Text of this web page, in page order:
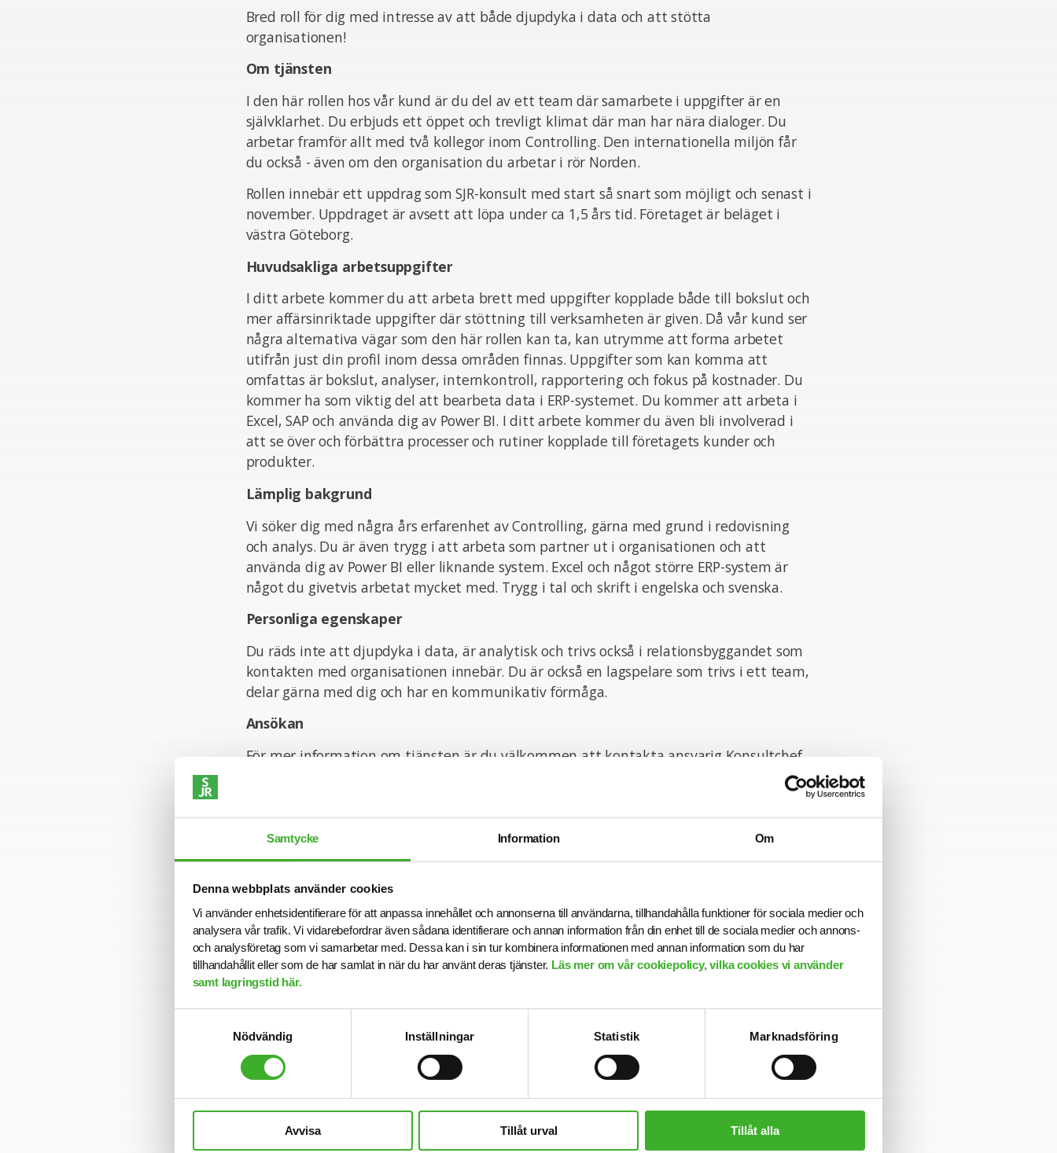
Samtycke Information Om
Denna webbplats använder cookies
Vi använder enhetsidentifierare för att anpassa innehållet och annonserna till användarna, tillhandahålla funktioner för sociala medier och
analysera vår trafik. Vi vidarebefordrar även sådana identifierare och annan information från din enhet till de sociala medier och annons-
och analysföretag som vi samarbetar med. Dessa kan i sin tur kombinera informationen med annan information som du har
tillhandahållit eller som de har samlat in när du har använt deras tjänster. Läs mer om vår cookiepolicy, vilka cookies vi använder
samt lagringstid här.
Nödvändig
Inställningar Statistik Marknadsföring
Avvisa Tillåt urval Tillåt alla
Bred roll för dig med intresse av att både djupdyka i data och att stötta
organisationen!
Om tjänsten
I den här rollen hos vår kund är du del av ett team där samarbete i uppgifter är en
självklarhet. Du erbjuds ett öppet och trevligt klimat där man har nära dialoger. Du
arbetar framför allt med två kollegor inom Controlling. Den internationella miljön får
du också - även om den organisation du arbetar i rör Norden.
Rollen innebär ett uppdrag som SJR-konsult med start så snart som möjligt och senast i
november. Uppdraget är avsett att löpa under ca 1,5 års tid. Företaget är beläget i
västra Göteborg.
Huvudsakliga arbetsuppgifter
I ditt arbete kommer du att arbeta brett med uppgifter kopplade både till bokslut och
mer affärsinriktade uppgifter där stöttning till verksamheten är given. Då vår kund ser
några alternativa vägar som den här rollen kan ta, kan utrymme att forma arbetet
utifrån just din profil inom dessa områden finnas. Uppgifter som kan komma att
omfattas är bokslut, analyser, internkontroll, rapportering och fokus på kostnader. Du
kommer ha som viktig del att bearbeta data i ERP-systemet. Du kommer att arbeta i
Excel, SAP och använda dig av Power BI. I ditt arbete kommer du även bli involverad i
att se över och förbättra processer och rutiner kopplade till företagets kunder och
produkter.
Lämplig bakgrund
Vi söker dig med några års erfarenhet av Controlling, gärna med grund i redovisning
och analys. Du är även trygg i att arbeta som partner ut i organisationen och att
använda dig av Power BI eller liknande system. Excel och något större ERP-system är
något du givetvis arbetat mycket med. Trygg i tal och skrift i engelska och svenska.
Personliga egenskaper
Du räds inte att djupdyka i data, är analytisk och trivs också i relationsbyggandet som
kontakten med organisationen innebär. Du är också en lagspelare som trivs i ett team,
delar gärna med dig och har en kommunikativ förmåga.
Ansökan
För mer information om tjänsten är du välkommen att kontakta ansvarig Konsultchef
Karin Fors på 0704715924. Vi intervjuar löpande och tjänsten kan komma att tillsättas
Konsult hos SJR
Att arbeta som konsult hos SJR innebär att du blir en del av en dedikerad organisation
med kompetens att ge dig perfekta förutsättningar att utvecklas både inom din
yrkesroll och på ett personligt plan. Du får tillgång till vårt stora nätverk av intressanta
företag och uppdragsgivare och därmed en unik möjlighet att ta din karriär till nästa
steg.
Vi på SJR bryr oss om vår personal och tillsammans med oss får du en långsiktig partner
nära relation med din konsultchef som stöttar dig i din utveckling.
Se lediga jobb